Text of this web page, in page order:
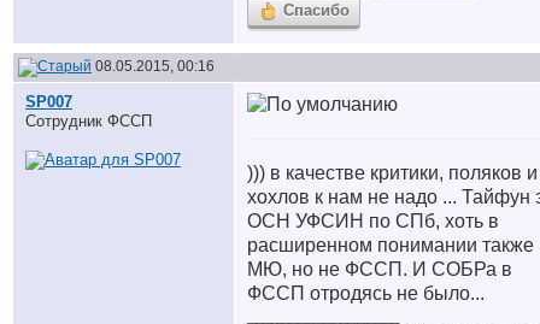
Спасибо
08.05.2015, 00:16
SP007
Сотрудник ФССП
))) в качестве критики, поляков и
хохлов к нам не надо ... Тайфун
ОСН УФСИН по СПб, хоть в
расширенном понимании также
МЮ, но не ФССП. И СОБРа в
ФССП отродясь не было...